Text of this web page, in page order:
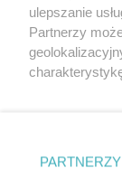
ulepszanie
Partnerzy
zmienić/
znajdujący się
PARTNERZY